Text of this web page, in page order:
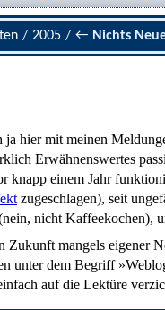
/ 2005 / ← Nichts
hier mit meinen
Erwähnenswertes
knapp einem Jahr
zugeschlagen), seit
nicht Kaffeekochen),
mangels eigener
unter dem Begriff
auf die Lektüre